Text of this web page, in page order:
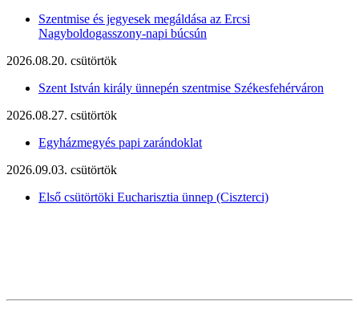
Szentmise és jegyesek megáldása az Ercsi
Nagyboldogasszony-napi búcsún
2026.08.20. csütörtök
Szent István király ünnepén szentmise Székesfehérváron
2026.08.27. csütörtök
Egyházmegyés papi zarándoklat
2026.09.03. csütörtök
Első csütörtöki Eucharisztia ünnep (Ciszterci)